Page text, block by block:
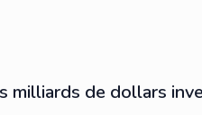
milliards de dollars